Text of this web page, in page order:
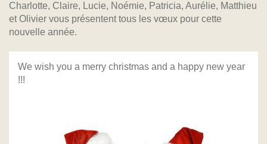
Charlotte, Claire, Lucie, Noémie, Patricia, Aurélie, Matthieu
et Olivier vous présentent tous les vœux pour cette
nouvelle année.
We wish you a merry christmas and a happy new year
!!!